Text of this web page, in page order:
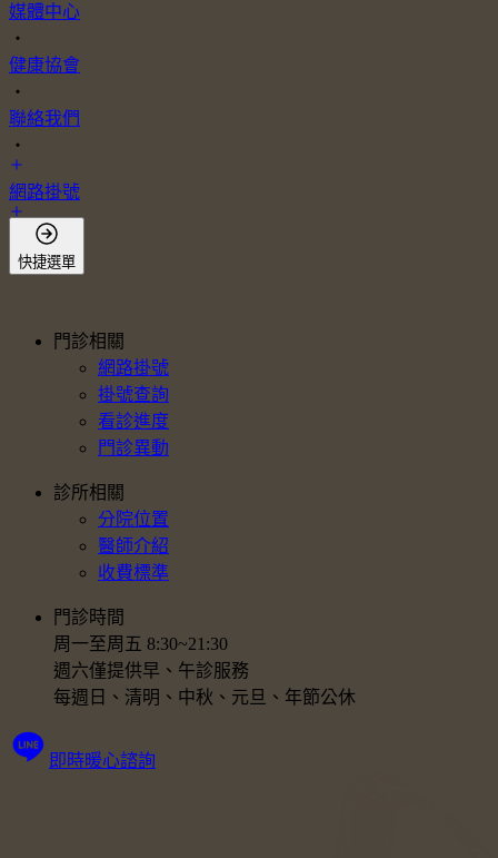
媒體中心
・
健康協會
・
聯絡我們
・
網路掛號
會員登入
快捷選單
門診相關
網路掛號
掛號查詢
看診進度
門診異動
診所相關
分院位置
醫師介紹
收費標準
門診時間
周一至周五 8:30~21:30
週六僅提供早、午診服務
每週日、清明、中秋、元旦、年節公休
即時暖心諮詢